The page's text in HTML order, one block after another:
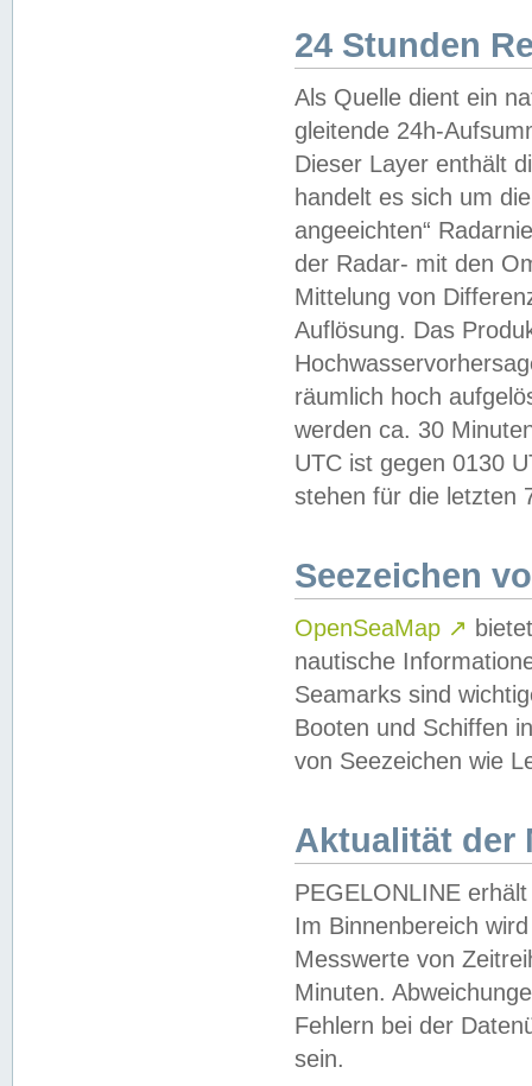
24 Stunden
Als Quelle dient ein
gleitende 24h-
Dieser Layer enthält
handelt es sich um
angeeichten“
der Radar- mit den
Mittelung von
Auflösung. Das
räumlich hoch
werden ca. 30
UTC ist gegen 0130
stehen für die letzten
Seezeichen
OpenSeaMap ↗
nautische
Seamarks sind
Booten und Schiffen
von Seezeichen wie
Aktualität der
PEGELONLINE
Im Binnenbereich
Messwerte von
Minuten.
Fehlern bei der
sein.